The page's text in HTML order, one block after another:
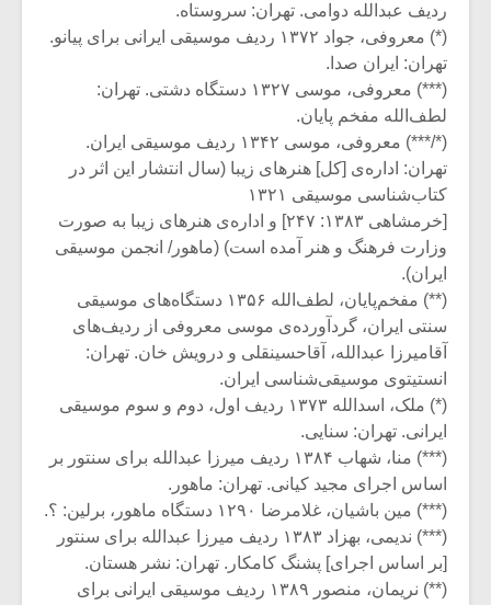
ردیف عبدالله دوامی. تهران: سروستاه.
(*) معروفی، جواد ۱۳۷۲ ردیف موسیقی ایرانی برای پیانو.
تهران: ایران صدا.
(***) معروفی، موسی ۱۳۲۷ دستگاه دشتی. تهران:
لطف‌الله مفخم پایان.
(*/***) معروفی، موسی ۱۳۴۲ ردیف موسیقی ایران.
تهران: اداره‌ی [کل] هنر‌های زیبا (سال انتشار این اثر در
کتاب‌شناسی موسیقی ۱۳۲۱
[خرمشاهی ۱۳۸۳: ۲۴۷] و اداره‌ی هنرهای زیبا به صورت
وزارت فرهنگ و هنر آمده است) (ماهور/ انجمن موسیقی
ایران).
(**) مفخم‌پایان، لطف‌الله ۱۳۵۶ دستگاه‌های موسیقی
سنتی ایران، گردآورده‌ی موسی معروفی از ردیف‌های
آقامیرزا عبدالله، آقاحسینقلی و درویش خان. تهران:
انستیتوی موسیقی‌شناسی ایران.
(*) ملک، اسدالله ۱۳۷۳ ردیف اول، دوم و سوم موسیقی
ایرانی. تهران: سنایی.
(***) منا، شهاب ۱۳۸۴ ردیف میرزا عبدالله برای سنتور بر
اساس اجرای مجید کیانی. تهران: ماهور.
(***) مین باشیان، غلامرضا ۱۲۹۰ دستگاه ماهور، برلین: ؟.
(***) ندیمی، بهزاد ۱۳۸۳ ردیف میرزا عبدالله برای سنتور
[بر اساس اجرای] پشنگ کامکار. تهران: نشر هستان.
(**) نریمان، منصور ۱۳۸۹ ردیف موسیقی ایرانی برای